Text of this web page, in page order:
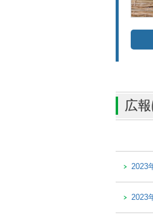
広
2023
2023